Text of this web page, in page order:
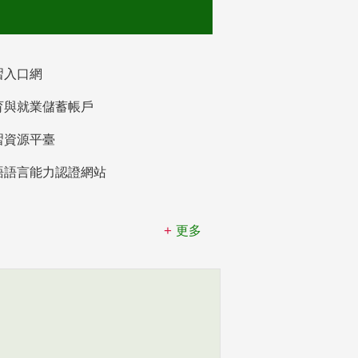
入口網
與就業儲蓄帳戶
資源平臺
語言能力認證網站
更多